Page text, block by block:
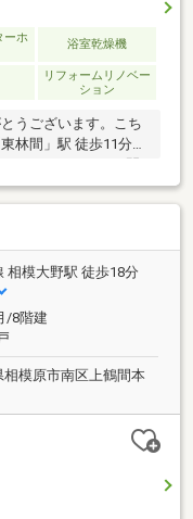
ーホ
浴室乾燥機
リフォームリノベー
ション
うございます。こち
駅 徒歩11分の
ォームの３LDKの間
ッグストア等お買い
活を始めてみません
軽にどうぞ！
相模大野駅 徒歩18分
/8階建
相模原市南区上鶴間本